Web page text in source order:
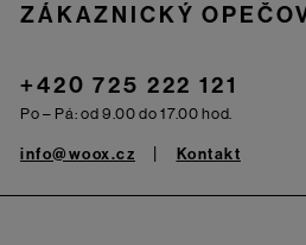
ZÁKAZNICKÝ
+420 725 222 121
Po – Pá: od 9.00 do 17.00 hod.
info@woox.cz Kontakt